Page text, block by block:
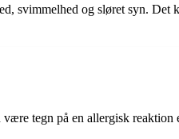
svimmelhed og sløret syn. Det
tegn på en allergisk reaktion